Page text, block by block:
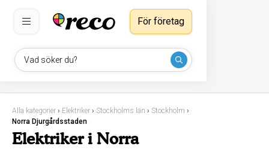
Vad söker du?
För företag
Alla kategorier › Elektriker › Stockholms län › Stockholm ›
Norra Djurgårdsstaden
Elektriker i Norra